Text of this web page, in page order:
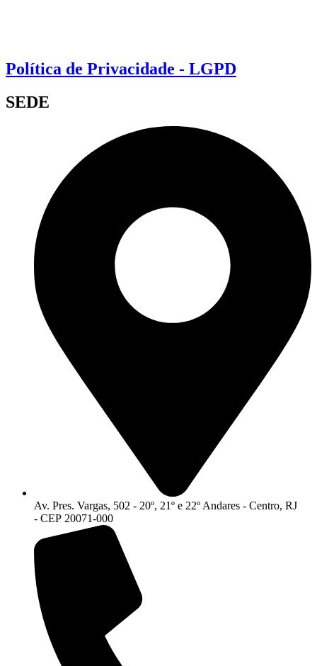
Política de Privacidade - LGPD
SEDE
Av. Pres. Vargas, 502 - 20º, 21º e 22º Andares - Centro, RJ
- CEP 20071-000